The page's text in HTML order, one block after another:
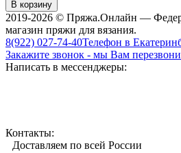
В корзину
2019-2026 © Пряжа.Онлайн —
магазин пряжи для вязания.
8(922) 027-74-40Телефон в
Закажите звонок - мы Вам
Написать в мессенджеры:
Контакты:
Доставляем по всей России